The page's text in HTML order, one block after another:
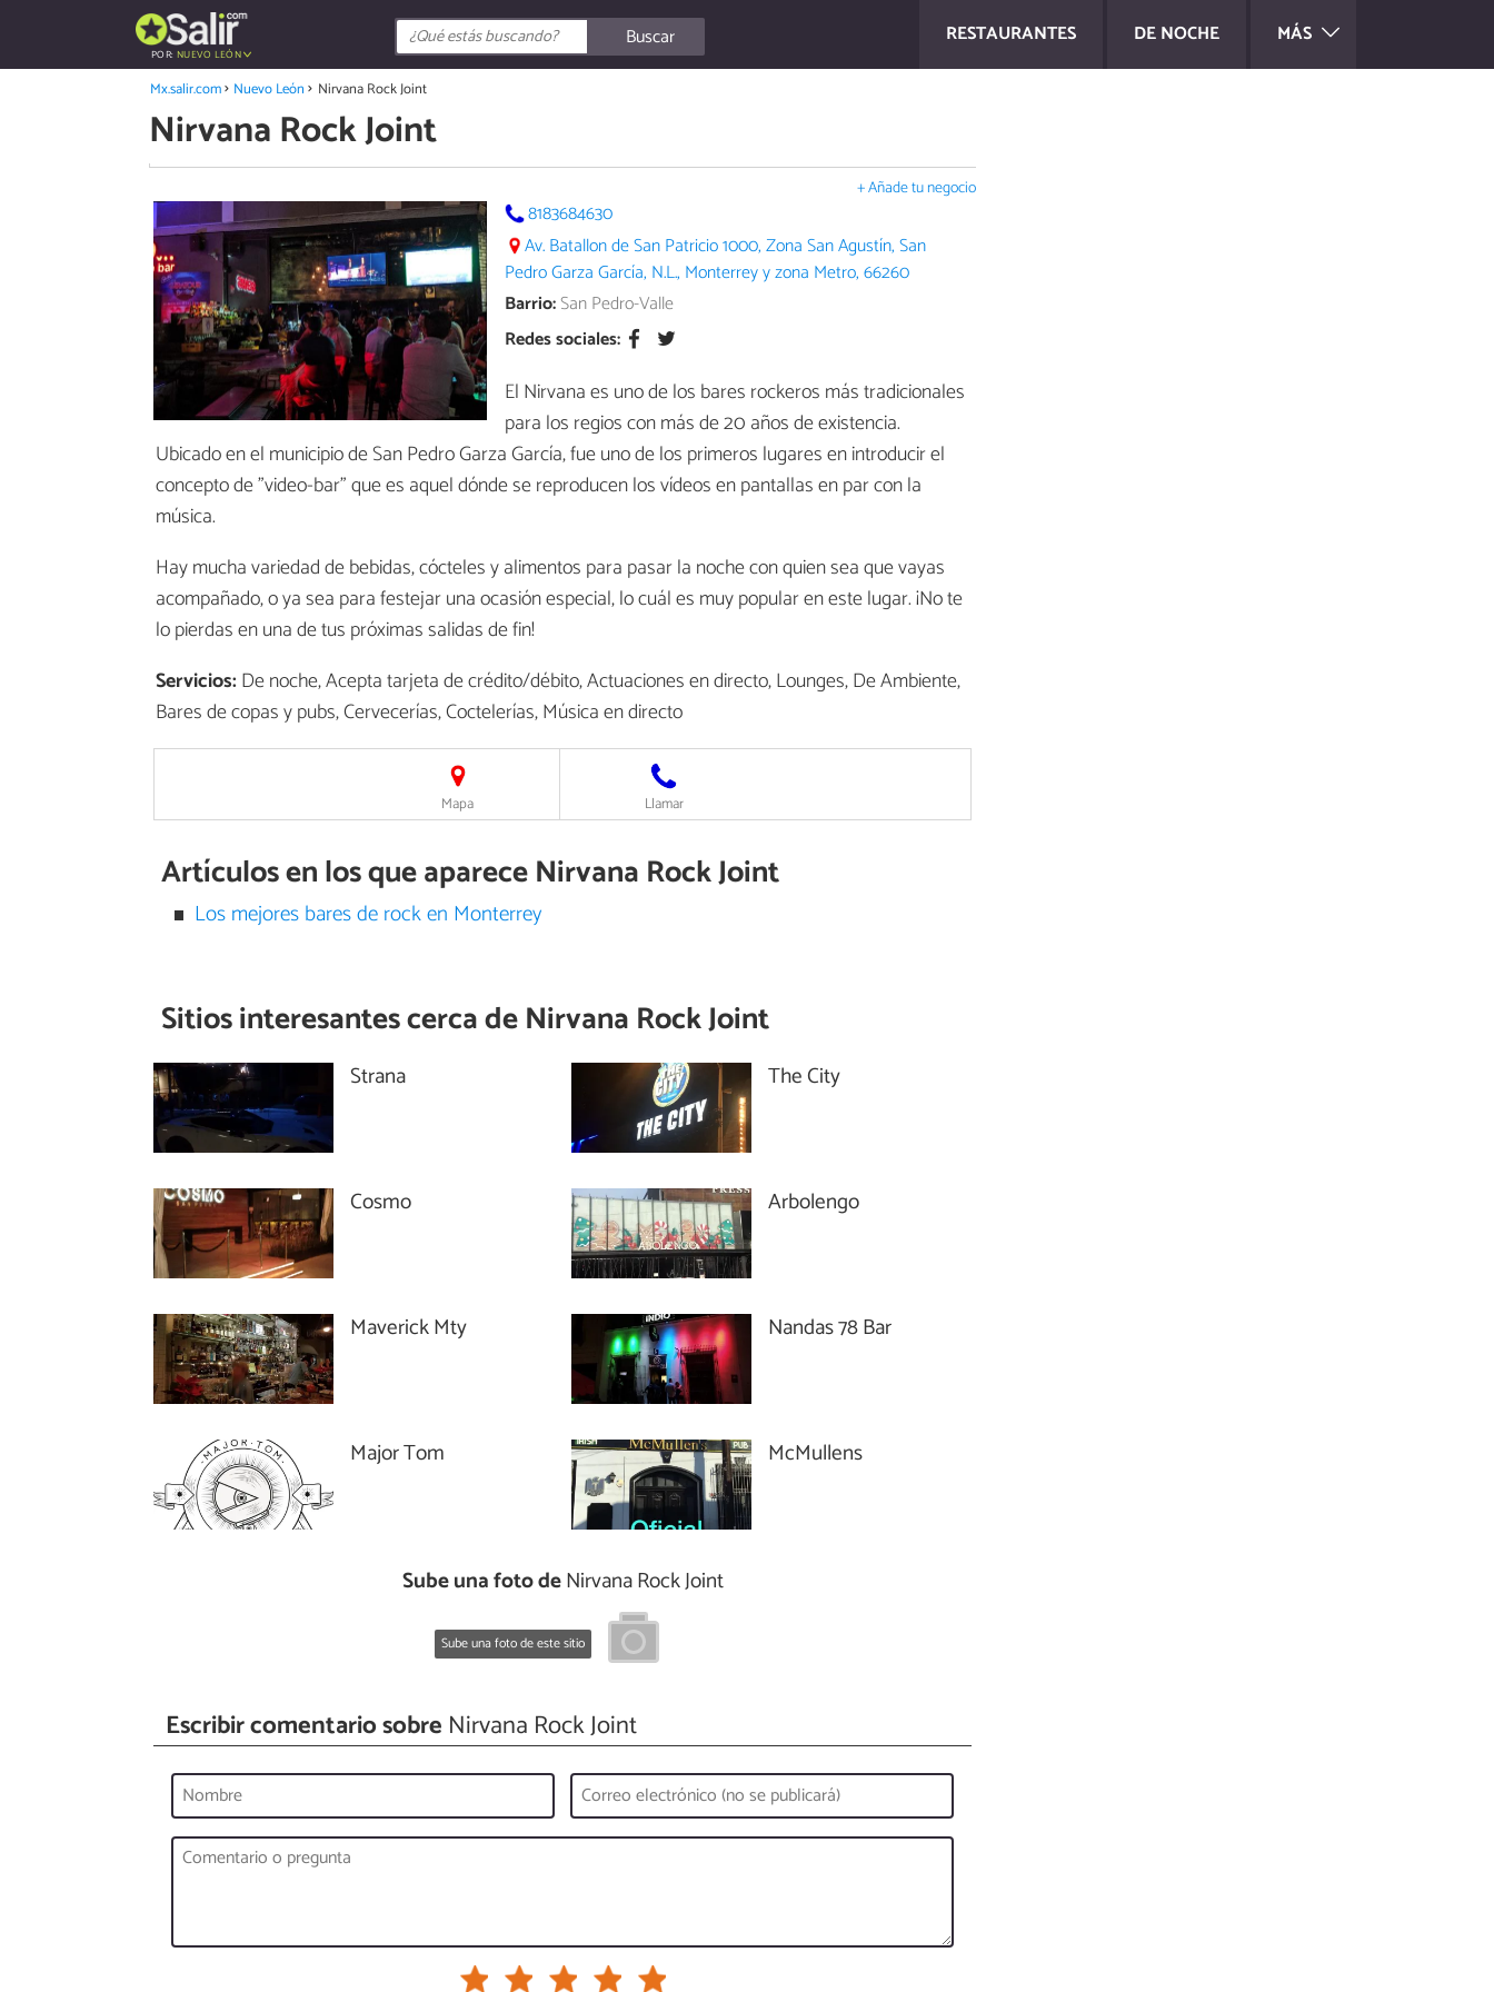
RESTAURANTES DE NOCHE MÁS
POR: NUEVO LEÓN
Buscar
Mx.salir.com Nuevo León Nirvana Rock Joint
Nirvana Rock Joint
+ Añade tu negocio
8183684630
Av. Batallon de San Patricio 1000, Zona San Agustín, San
Pedro Garza García, N.L., Monterrey y zona Metro, 66260
Barrio:San Pedro-Valle
Redes sociales:
El Nirvana es uno de los bares rockeros más tradicionales
para los regios con más de 20 años de existencia.
Ubicado en el municipio de San Pedro Garza García, fue uno de los primeros lugares en introducir el
concepto de "video-bar" que es aquel dónde se reproducen los vídeos en pantallas en par con la
música.
Hay mucha variedad de bebidas, cócteles y alimentos para pasar la noche con quien sea que vayas
acompañado, o ya sea para festejar una ocasión especial, lo cuál es muy popular en este lugar. ¡No te
lo pierdas en una de tus próximas salidas de fin!
Servicios:De noche, Acepta tarjeta de crédito/débito, Actuaciones en directo, Lounges, De Ambiente,
Bares de copas y pubs, Cervecerías, Coctelerías, Música en directo
Mapa Llamar
Artículos en los que aparece Nirvana Rock Joint
Los mejores bares de rock en Monterrey
Sitios interesantes cerca deNirvana Rock Joint
Strana The City
Cosmo Arbolengo
Maverick Mty Nandas 78 Bar
Major Tom McMullens
Sube una foto deNirvana Rock Joint
Sube una foto de este sitio
Escribir comentario sobre Nirvana Rock Joint